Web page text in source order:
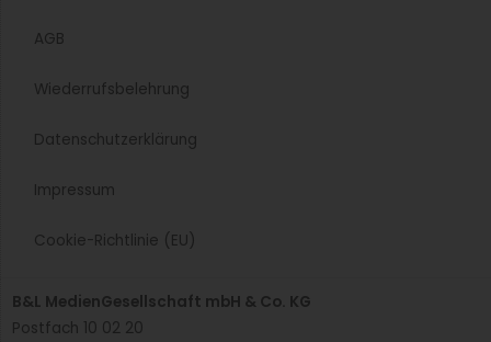
AGB
Wiederrufsbelehrung
Datenschutzerklärung
Impressum
Cookie-Richtlinie (EU)
B&L MedienGesellschaft mbH & Co. KG
Postfach 10 02 20